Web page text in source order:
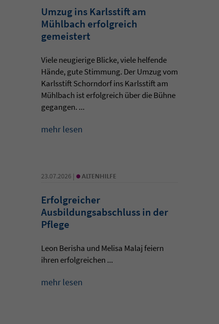
Umzug ins Karlsstift am
Mühlbach erfolgreich
gemeistert
Viele neugierige Blicke, viele helfende
Hände, gute Stimmung. Der Umzug vom
Karlsstift Schorndorf ins Karlsstift am
Mühlbach ist erfolgreich über die Bühne
gegangen. ...
mehr lesen
23.07.2026 | • ALTENHILFE
Erfolgreicher
Ausbildungsabschluss in der
Pflege
Leon Berisha und Melisa Malaj feiern
ihren erfolgreichen ...
mehr lesen